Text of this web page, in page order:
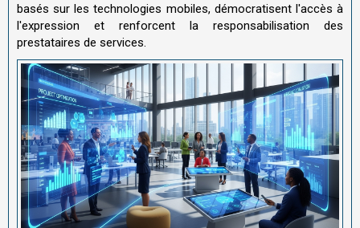
basés sur les technologies mobiles, démocratisent l'accès à
l'expression et renforcent la responsabilisation des
prestataires de services.